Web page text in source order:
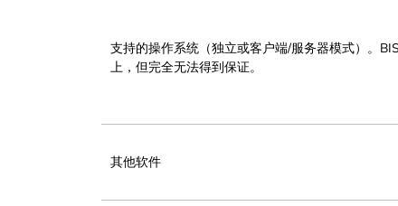
支持的操作系统（独立或客户端/服务器模式）。
上，但完全无法得到保证。
其他软件